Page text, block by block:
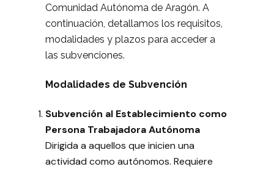
Comunidad Autónoma de Aragón. A
continuación, detallamos los requisitos,
modalidades y plazos para acceder a
las subvenciones.
Modalidades de Subvención
Subvención al Establecimiento como
Persona Trabajadora Autónoma
Dirigida a aquellos que inicien una
actividad como autónomos. Requiere